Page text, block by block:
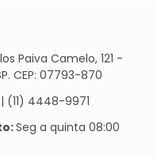
Paiva Camelo, 121 -
CEP: 07793-870
(11) 4448-9971
Seg a quinta 08:00